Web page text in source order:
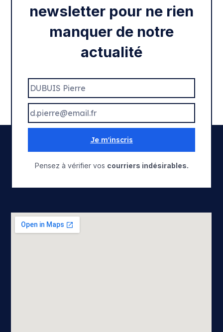
newsletter pour ne rien
manquer de notre
actualité
Je m'inscris
Pensez à vérifier vos courriers indésirables.